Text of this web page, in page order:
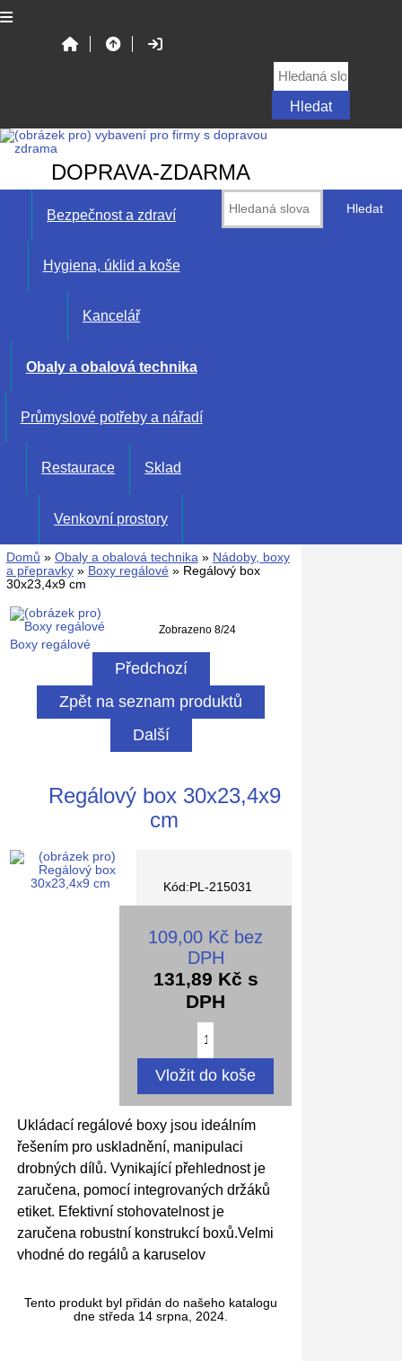
DOPRAVA-ZDARMA
Bezpečnost a zdraví
Hygiena, úklid a koše
Kancelář
Obaly a obalová technika
Průmyslové potřeby a nářadí
Restaurace Sklad
Venkovní prostory
Domů » Obaly a obalová technika » Nádoby, boxy
a přepravky» Boxy regálové» Regálový box
30x23,4x9 cm
Boxy regálové
Zobrazeno 8/24
Předchozí
Zpět na seznam produktů
Další
Regálový box 30x23,4x9
cm
Kód:PL-215031
109,00 Kč bez
DPH
131,89 Kč s
DPH
Ukládací regálové boxy jsou ideálním
řešením pro uskladnění, manipulaci
drobných dílů. Vynikající přehlednost je
zaručena, pomocí integrovaných držáků
etiket. Efektivní stohovatelnost je
zaručena robustní konstrukcí boxů.Velmi
vhodné do regálů a karuselov
Tento produkt byl přidán do našeho katalogu
dne středa 14 srpna, 2024.